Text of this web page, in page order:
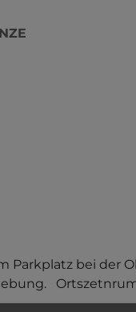
Parkplatz bei der